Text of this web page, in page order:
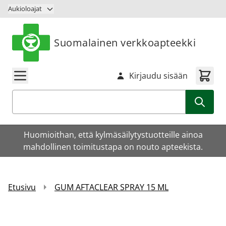
Siirry sisältöön
Aukioloajat
Suomalainen verkkoapteekki
Kirjaudu sisään
Huomioithan, että kylmäsäilytystuotteille ainoa
mahdollinen toimitustapa on nouto apteekista.
Etusivu GUM AFTACLEAR SPRAY 15 ML